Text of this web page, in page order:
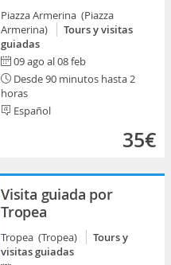
Piazza Armerina (Piazza
Armerina)
Tours y visitas
guiadas
09 ago al 08 feb
Desde 90 minutos hasta 2
horas
Español
35€
Visita guiada por
Tropea
Tropea (Tropea)
Tours y
visitas guiadas